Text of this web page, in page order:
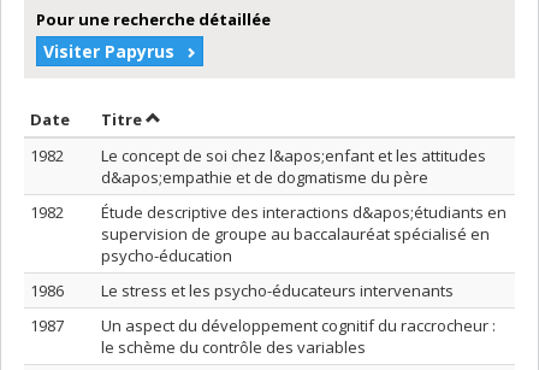
Pour une recherche détaillée
Visiter Papyrus
Date Trier par date en ordre décroissant
TitreTrier par titre en ordre décroissant
1982
Le concept de soi chez l&apos;enfant et les attitudes
d&apos;empathie et de dogmatisme du père
1982
Étude descriptive des interactions d&apos;étudiants en
supervision de groupe au baccalauréat spécialisé en
psycho-éducation
1986
Le stress et les psycho-éducateurs intervenants
1987
Un aspect du développement cognitif du raccrocheur :
le schème du contrôle des variables